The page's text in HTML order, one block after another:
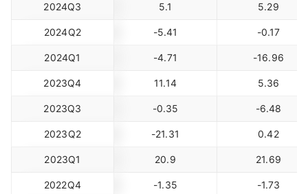
2024Q3 5.1 5.29
2024Q2 -5.41 -0.17
2024Q1 -4.71 -16.96
2023Q4 11.14 5.36
2023Q3 -0.35 -6.48
2023Q2 -21.31 0.42
2023Q1 20.9 21.69
2022Q4 -1.35 -1.73